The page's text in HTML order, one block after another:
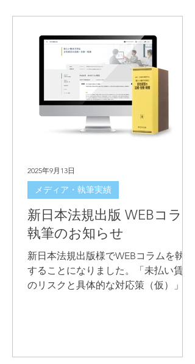
新日本法規出版 WEBコラム
執筆のお知らせ
新日本法規出版様でWEBコラムを執筆
することになりました。「未払い賃金
のリスクと具体的な対応策（仮）」で
メディア・執筆実績
2025年9月13日